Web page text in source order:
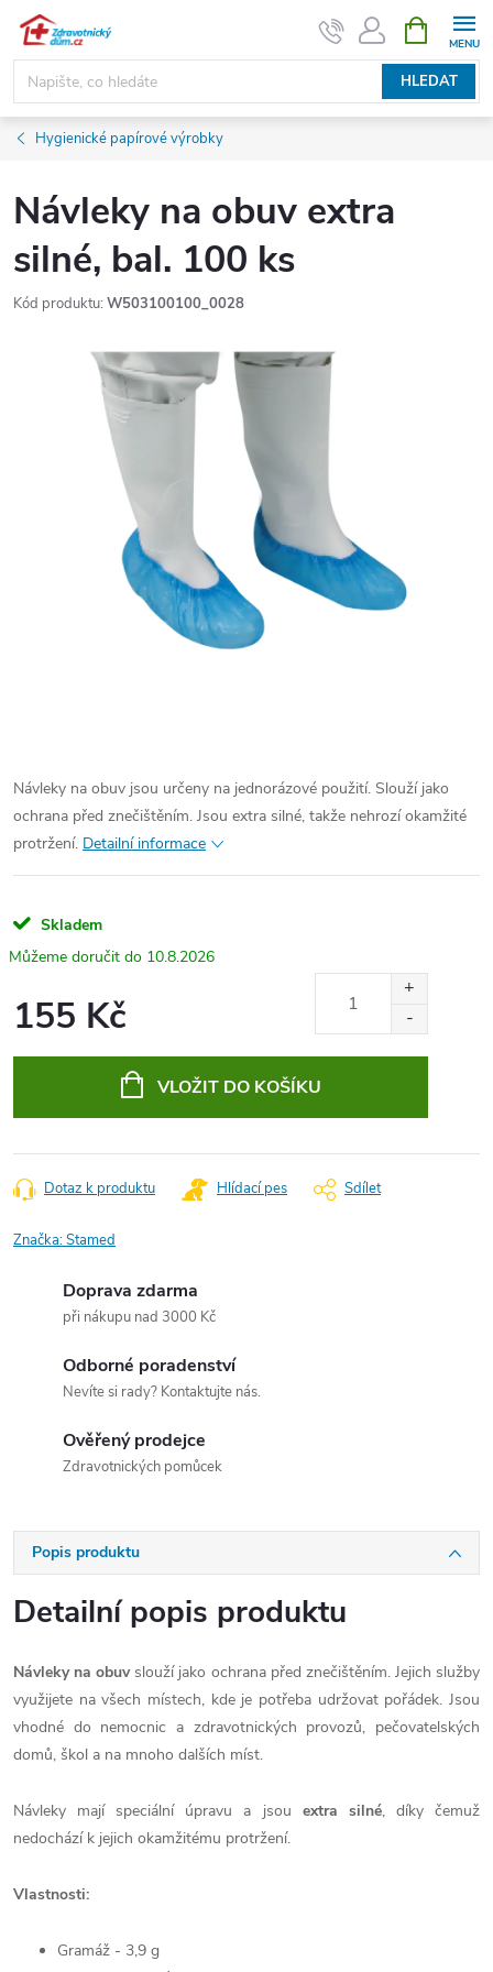
Přejít
obsah
HLEDAT
NÁKUPNÍ
KOŠÍK
Hygienické papírové výrobky
Návleky na obuv extra
silné, bal. 100 ks
Kód produktu: W503100100_0028
Návleky na obuv jsou určeny na jednorázové použití. Slouží jako
ochrana před znečištěním. Jsou extra silné, takže nehrozí okamžité
protržení. Detailní informace
Skladem
10.8.2026
155 Kč
VLOŽIT DO KOŠÍKU
Dotaz k produktu Hlídací pes Sdílet
Značka:Stamed
Doprava zdarma
při nákupu nad 3000 Kč
Odborné poradenství
Nevíte si rady? Kontaktujte nás.
Ověřený prodejce
Zdravotnických pomůcek
Popis produktu
Detailní popis produktu
Návleky na obuvslouží jako ochrana před znečištěním. Jejich služby
využijete na všech místech, kde je potřeba udržovat pořádek. Jsou
vhodné do nemocnic a zdravotnických provozů, pečovatelských
domů, škol a na mnoho dalších míst.
Návleky mají speciální úpravu a jsou extra silné, díky čemuž
nedochází k jejich okamžitému protržení.
Vlastnosti:
Gramáž - 3,9 g